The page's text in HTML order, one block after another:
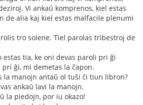
Vi ankaŭ komprenos, kiel estas
de alia kaj kiel estas malfacile plenumi
tro solene. Tiel parolas tribestroj de
estas tia, ke oni devas paroli pri ĝi
ĝi, mi demetas la ĉapon.
la manojn antaŭ ol tuŝi ĉi tiun libron?
ankaŭ lavi la manojn.
la piedojn, por iu okazo!